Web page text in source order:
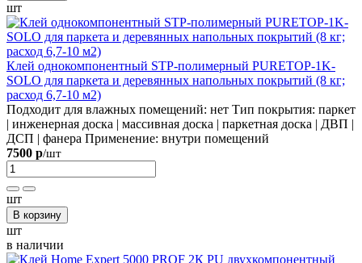
шт
Клей однокомпонентный STP-полимерный PURETOP-1K-
SOLO для паркета и деревянных напольных покрытий (8 кг;
расход 6,7-10 м2)
Подходит для влажных помещений: нет Тип покрытия: паркет
| инженерная доска | массивная доска | паркетная доска | ДВП |
ДСП | фанера Применение: внутри помещений
7500 р/шт
шт
В корзину
шт
в наличии